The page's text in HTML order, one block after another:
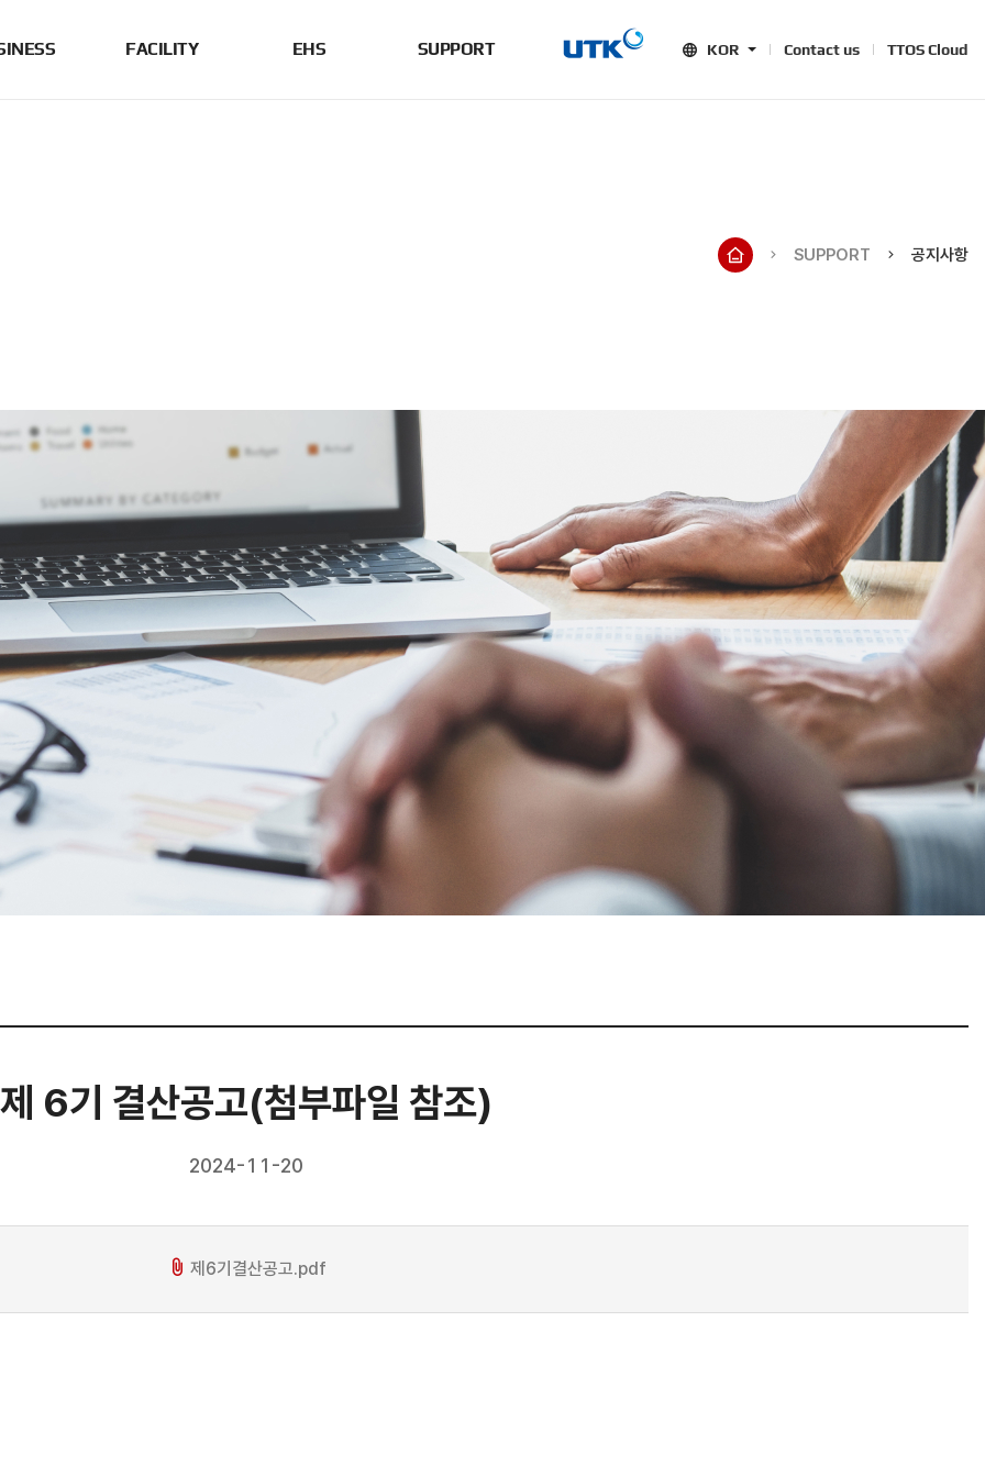
FACILITY EHS SUPPORT KOR Contact us TTOS Cloud
SUPPORT 공지사항
제 6기 결산공고(첨부파일 참조)
2024-11-20